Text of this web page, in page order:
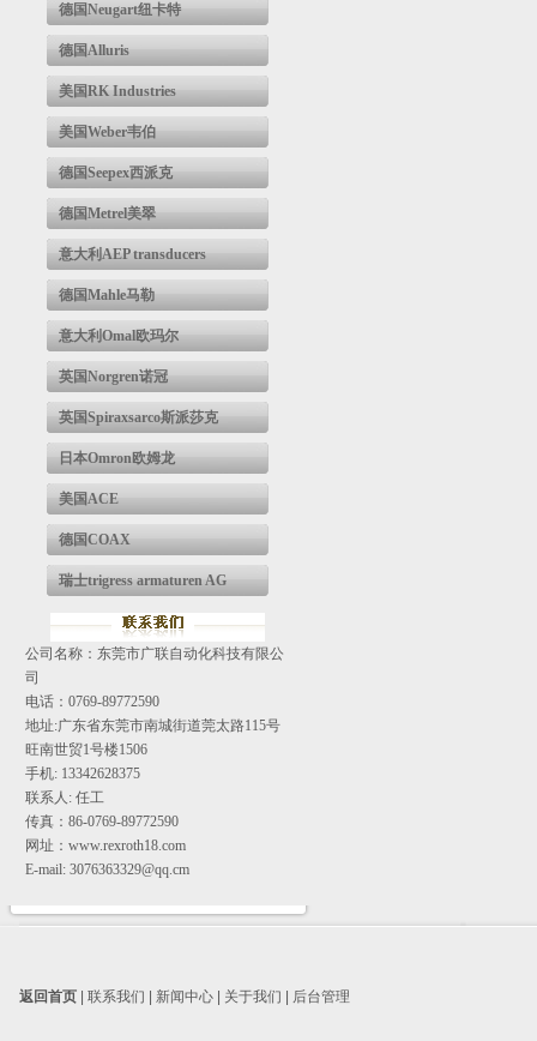
德国Neugart纽卡特
德国Alluris
美国RK Industries
美国Weber韦伯
德国Seepex西派克
德国Metrel美翠
意大利AEP transducers
德国Mahle马勒
意大利Omal欧玛尔
英国Norgren诺冠
英国Spiraxsarco斯派莎克
日本Omron欧姆龙
美国ACE
德国COAX
瑞士trigress armaturen AG
公司名称：东莞市广联自动化科技有限公
司
电话：0769-89772590
地址:广东省东莞市南城街道莞太路115号
旺南世贸1号楼1506
手机: 13342628375
联系人: 任工
传真：86-0769-89772590
网址：www.rexroth18.com
E-mail: 3076363329@qq.cm
返回首页 联系我们 新闻中心 关于我们 后台管理